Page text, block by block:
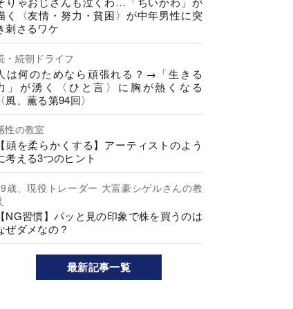
く〈友情・努力・貧困〉が中年男性に突
刺さるワケ
・続朝ドライフ
は何のためなら頑張れる？→「生きる
」が湧く〈ひと言〉に胸が熱くなる
〈風、薫る第94回〉
性の教室
【頭を柔らかくする】アーティストのよう
考える3つのヒント
歳、現役トレーダー 大富豪シゲルさんの教
【NG習慣】パッと見の印象で株を買うのは
ぜダメなの？
最新記事一覧